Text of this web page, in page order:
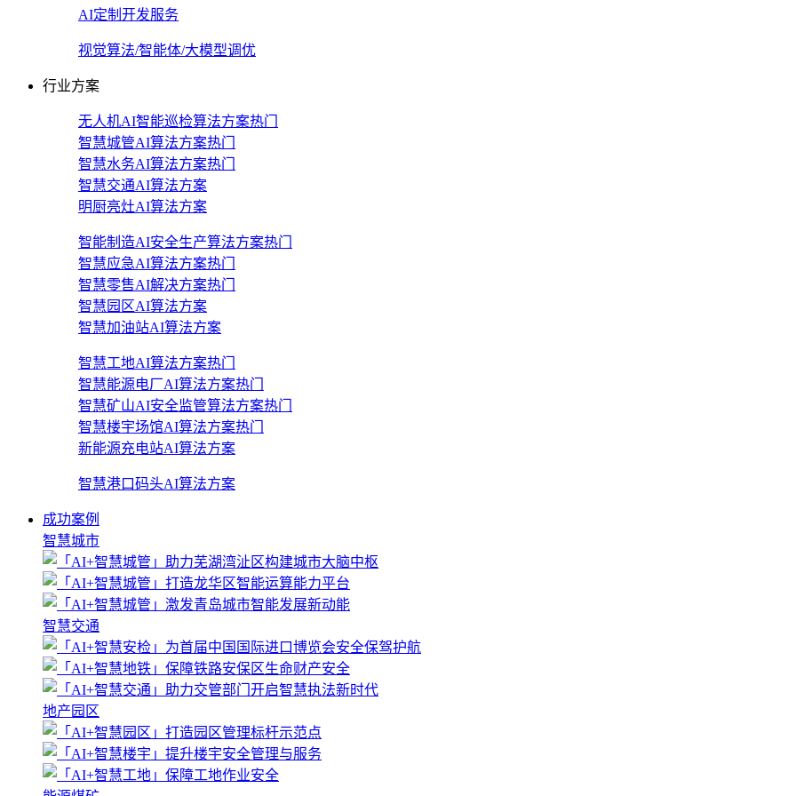
AI定制开发服务
视觉算法/智能体/大模型调优
行业方案
无人机AI智能巡检算法方案热门
智慧城管AI算法方案热门
智慧水务AI算法方案热门
智慧交通AI算法方案
明厨亮灶AI算法方案
智能制造AI安全生产算法方案热门
智慧应急AI算法方案热门
智慧零售AI解决方案热门
智慧园区AI算法方案
智慧加油站AI算法方案
智慧工地AI算法方案热门
智慧能源电厂AI算法方案热门
智慧矿山AI安全监管算法方案热门
智慧楼宇场馆AI算法方案热门
新能源充电站AI算法方案
智慧港口码头AI算法方案
成功案例
智慧城市
智慧交通
地产园区